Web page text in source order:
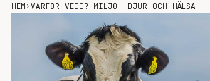
HEM ›VARFÖR VEGO? MILJÖ, DJUR OCH HÄLSA